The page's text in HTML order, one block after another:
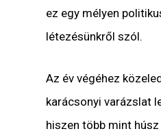
ez egy mélyen
létezésünkről szól.
Az év végéhez
karácsonyi varázslat
hiszen több mint